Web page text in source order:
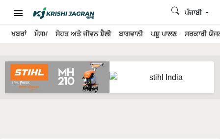
ਖਬਰਾਂ ਮੌਸਮ ਸੇਹਤ ਅਤੇ ਜੀਵਨ ਸ਼ੈਲੀ ਬਾਗਵਾਨੀ ਪਸ਼ੂ ਪਾਲਣ ਸਰਕਾਰੀ
ਪੰਜਾਬੀ